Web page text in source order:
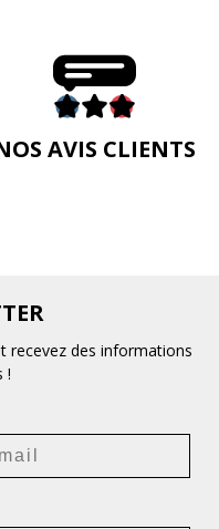
AVIS CLIENTS
recevez des informations
!